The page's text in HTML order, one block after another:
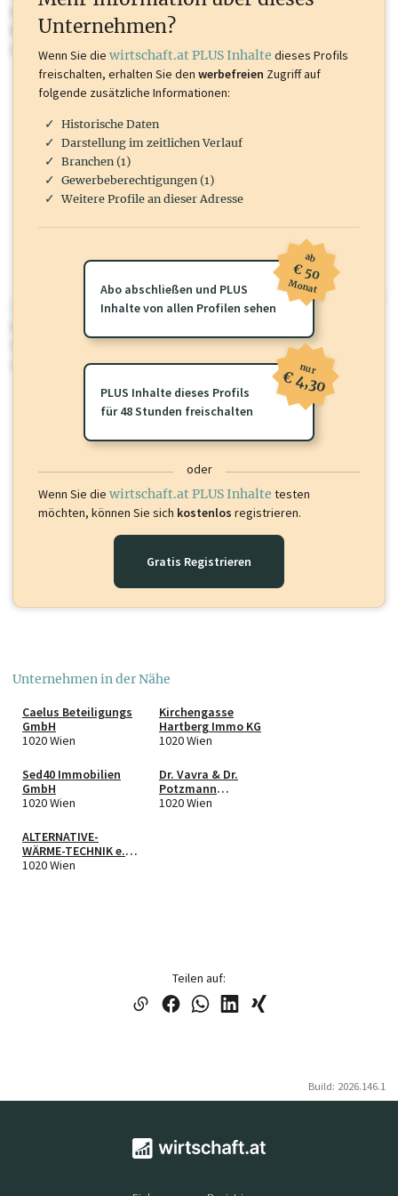
Marken, Patente, Rechtstatsachen, OTS-Aussendungen, und viele
mehr.
wirtschaft.at PLUS
Sie momentan nicht einsehen können. Schalten Sie dieses Profil frei
oder loggen Sie sich ein um diese Inhalte zu sehen.
Unternehmen?
Wenn Sie die wirtschaft.at PLUS Inhalte dieses Profils
freischalten, erhalten Sie den werbefreien Zugriff auf
folgende zusätzliche Informationen:
Historische Daten
Darstellung im zeitlichen Verlauf
Branchen (1)
Gewerbeberechtigungen (1)
Weitere Profile an dieser Adresse
Abo abschließen und PLUS
Inhalte von allen Profilen sehen
ab
€ 50
Monat
PLUS Inhalte dieses Profils
für 48 Stunden freischalten
nur
€ 4,30
oder
Wenn Sie die wirtschaft.at PLUS Inhalte testen
möchten, können Sie sich kostenlos registrieren.
Gratis Registrieren
Unternehmen in der Nähe
Caelus Beteiligungs
GmbH
1020 Wien
Kirchengasse
Hartberg Immo KG
1020 Wien
Sed40 Immobilien
GmbH
1020 Wien
Dr. Vavra & Dr.
Potzmann
Gruppenpraxis für
1020 Wien
ALTERNATIVE-
WÄRME-TECHNIK e.U.
Inh. Stefan
1020 Wien
Teilen auf:
Build: 2026.146.1